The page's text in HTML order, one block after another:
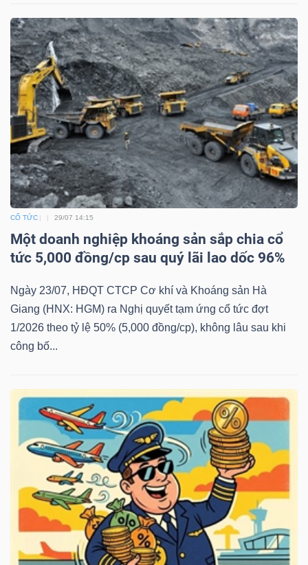
CỔ TỨC 29/07 14:15
Một doanh nghiệp khoáng sản sắp chia cổ
tức 5,000 đồng/cp sau quý lãi lao dốc 96%
Ngày 23/07, HĐQT CTCP Cơ khí và Khoáng sản Hà
Giang (HNX: HGM) ra Nghị quyết tạm ứng cổ tức đợt
1/2026 theo tỷ lệ 50% (5,000 đồng/cp), không lâu sau khi
công bố...